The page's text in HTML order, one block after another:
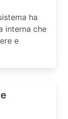
ha
interna che
e